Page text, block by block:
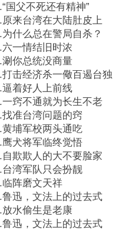
国父不死还有精神”
来台湾在大陆肚皮上
什么总在警局自杀？
一情结旧时浓
你总统没商量
击经济杀一儆百遏台独
着好人上前线
窍不通就为长生不老
准台湾问题的窍
埔军校两头通吃
犬将军临终觉悟
欺欺人的大不要脸家
湾军队只会扮靓
临阵磨文天祥
迅，文法上的过去式
水偷生是老康
迅，文法上的过去式